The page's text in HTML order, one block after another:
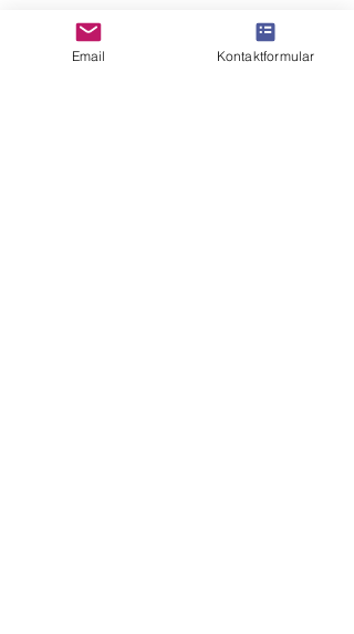
Email Kontaktformular